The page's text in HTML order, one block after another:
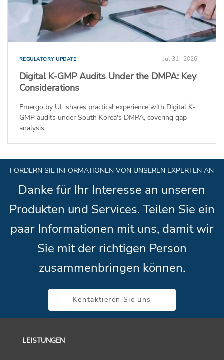
REGULATORY UPDATE Jul 31 , 2026
Digital K-GMP Audits Under the DMPA: Key
Considerations
Emergo by UL shares practical experience with Digital K-
GMP audits under South Korea's DMPA, covering gap
analysis,...
FORDERN SIE INFORMATIONEN VON UNSEREN EXPERTEN AN
Danke für Ihr Interesse an unseren
Produkten und Services. Teilen Sie ein
paar Informationen mit uns, damit wir
Sie mit der richtigen Person
zusammenbringen können.
Kontaktieren Sie uns
LEISTUNGEN